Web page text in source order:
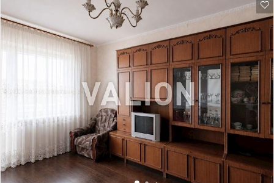
прекрасным видом. Рациональная планировка квартиры
позволяет воплотить ваши творческие желания и идеи. Все
подготовительные работы выполнены, в санузлах, на кухне,
коридоре уложен новый кафель. Установлены
металлопластиковые окна, счетчики. Подъезд ухоженный,
аккуратный, труд лифт. Много паркомест возле дома. Развитая
инфраструктура – супермаркеты, школы, детские сады,
спорткомплекс, банк, Новая и Укрпочта, базар, и другое. Рядом
остановки общественного транспорта Удачное транспортное
сообщение в разные направления – близлежащая станция г.
Почайна. Квартира ждет новых владельцев, она станет
отличным выбором для комфортного проживания. Права
собственности более трех лет. Звоните прямо сей час! Цена:
64000 у.е. Комисия АН 5% 050 355 37 46 Катерина
valion.ua/1147445